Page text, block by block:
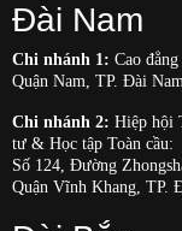
Đài Nam
Chi nhánh 1: Cao
Quận Nam, TP. Đài
Chi nhánh 2: Hiệp hội
tư & Học tập Toàn cầu:
Số 124, Đường
Quận Vĩnh Khang, TP.